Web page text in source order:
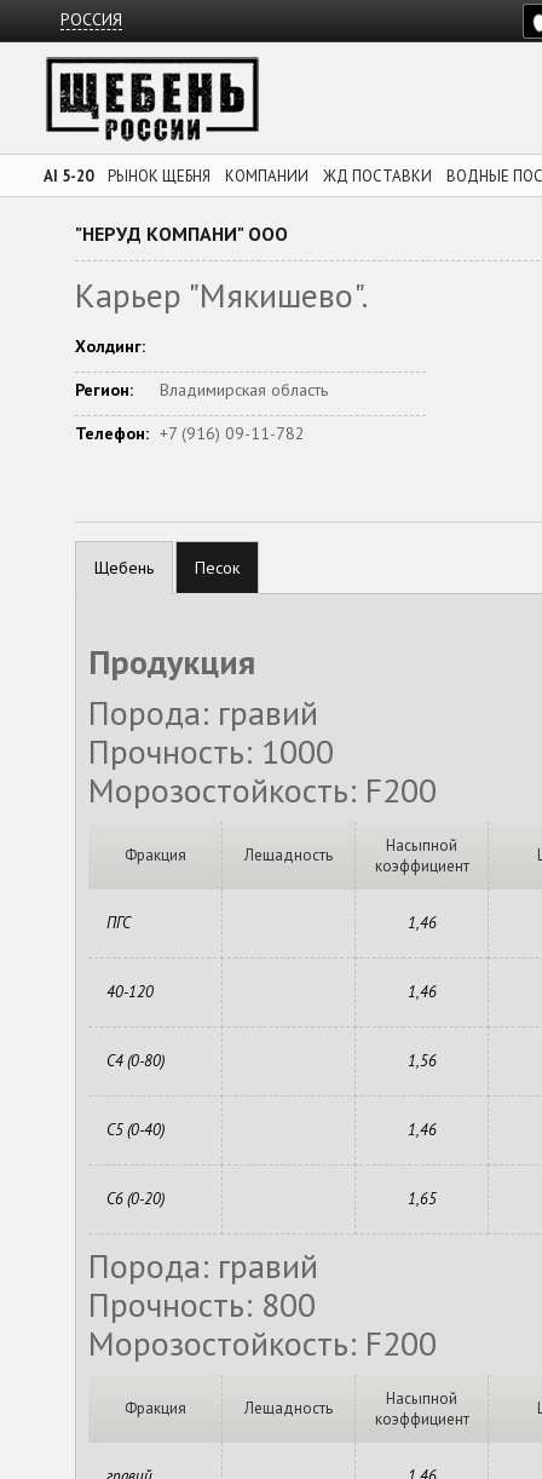
РОССИЯ
AI 5-20 РЫНОК ЩЕБНЯ КОМПАНИИ ЖД ПОСТАВКИ ВОДНЫЕ
"НЕРУД КОМПАНИ" ООО
Карьер "Мякишево".
Холдинг:
Регион:
Владимирская область
Телефон: +7 (916) 09-11-782
Щебень Песок
Продукция
Порода: гравий
Прочность: 1000
Морозостойкость: F200
Фракция Лещадность
Насыпной
коэффициент
ПГС 1,46
40-120 1,46
С4 (0-80) 1,56
С5 (0-40) 1,46
С6 (0-20) 1,65
Порода: гравий
Прочность: 800
Морозостойкость: F200
Фракция Лещадность
Насыпной
коэффициент